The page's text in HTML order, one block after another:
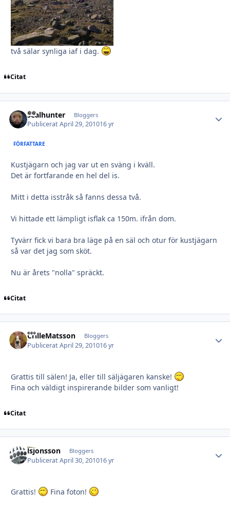
två sälar synliga iaf i dag.
Citat
sealhunter Bloggers
PubliceratApril 29, 201016 yr
FÖRFATTARE
Kustjägarn och jag var ut en sväng i kväll.
Det är fortfarande en hel del is.
Mitt i detta isstråk så fanns dessa två.
Vi hittade ett lämpligt isflak ca 150m. ifrån dom.
Tyvärr fick vi bara bra läge på en säl och otur för kustjägarn
så var det jag som sköt.
Nu är årets "nolla" spräckt.
Citat
CrilleMatsson Bloggers
PubliceratApril 29, 201016 yr
Grattis till sälen! Ja, eller till säljägaren kanske!
Fina och väldigt inspirerande bilder som vanligt!
Citat
lsjonsson Bloggers
PubliceratApril 30, 201016 yr
Grattis! Fina foton!